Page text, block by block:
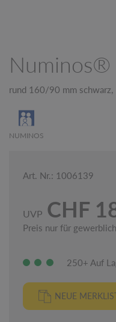
Numinos®
rund 160/90 mm schwarz,
NUMINOS
Art. Nr.: 1006139
UVP CHF
Preis nur für
250+ Auf
NEUE